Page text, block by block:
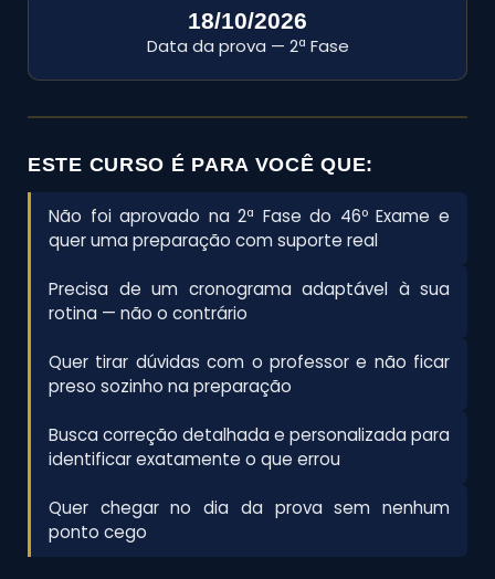
18/10/2026
Data da prova — 2ª Fase
ESTE CURSO É PARA VOCÊ QUE:
Não foi aprovado na 2ª Fase do 46º Exame e
quer uma preparação com suporte real
Precisa de um cronograma adaptável à sua
rotina — não o contrário
Quer tirar dúvidas com o professor e não ficar
preso sozinho na preparação
Busca correção detalhada e personalizada para
identificar exatamente o que errou
Quer chegar no dia da prova sem nenhum
ponto cego